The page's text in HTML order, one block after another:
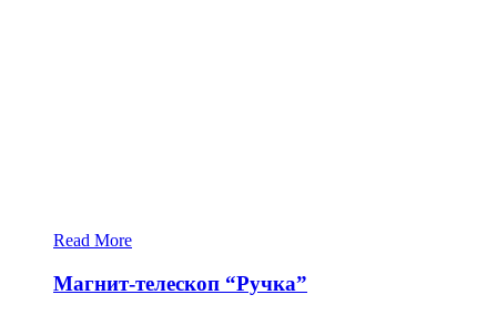
Read More
Магнит-телескоп “Ручка”